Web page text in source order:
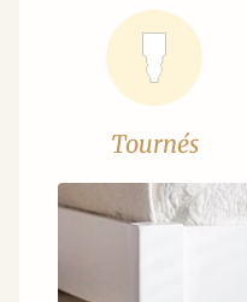
Tournés